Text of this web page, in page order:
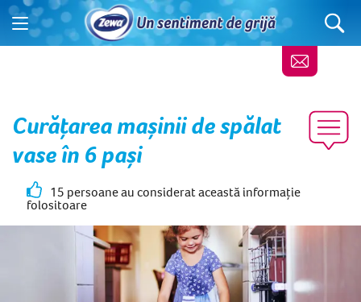
Curățarea mașinii de spălat
vase în 6 pași
15 persoane au considerat această informație
folositoare